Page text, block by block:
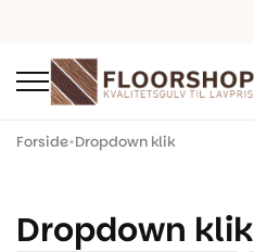
Forside•Dropdown klik
Dropdown klik